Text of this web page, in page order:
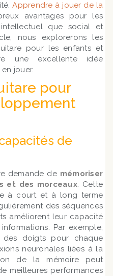
Apprendre à jouer de la
avantages pour les
que social et
nous explorerons les
pour les enfants et
une excellente idée
jouer.
pour
de
demande de mémoriser
et des morceaux. Cette
à court et à long terme
des séquences
améliorent leur capacité
Par exemple,
des doigts pour chaque
neuronales liées à la
de la mémoire peut
meilleures performances